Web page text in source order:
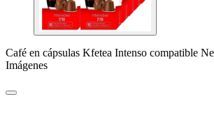
Café en cápsulas Kfetea Intenso compatible
Imágenes